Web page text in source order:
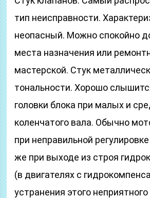
тип неисправности.
неопасный. Можно спокойно
места назначения или
мастерской. Стук
тональности. Хорошо
головки блока при малых и
коленчатого вала. Обычно
при неправильной
же при выходе из строя
(в двигателях с
устранения этого